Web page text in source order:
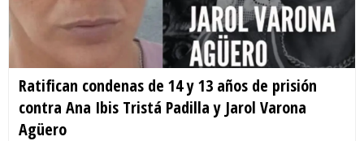
Ratifican condenas de 14 y 13 años de prisión
contra Ana Ibis Tristá Padilla y Jarol Varona
Agüero